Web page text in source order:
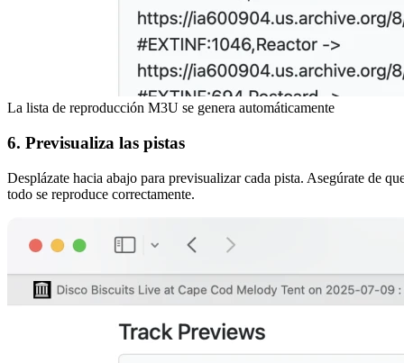
La lista de reproducción M3U se genera automáticamente
6. Previsualiza las pistas
Desplázate hacia abajo para previsualizar cada pista. Asegúrate de
todo se reproduce correctamente.